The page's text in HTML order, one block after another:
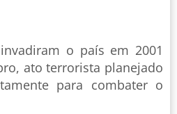
o país em 2001
ato terrorista planejado
para combater o